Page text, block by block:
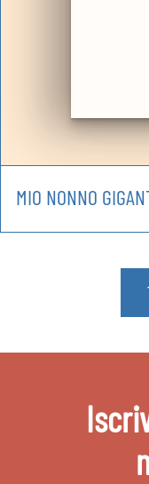
MIO NONNO